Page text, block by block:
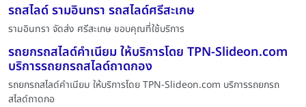
รถสไลด์ รามอินทรา รถสไลด์ศรีสะเกษ
รามอินทรา จัดส่ง ศรีสะเกษ ขอบคุณที่ใช้บริการ
รถยกรถสไลด์คำเนียม ให้บริการโดย TPN-Slideon.com
บริการรถยกรถสไลด์ถาดกอง
รถยกรถสไลด์คำเนียม ให้บริการโดย TPN-Slideon.com บริการรถยกรถ
สไลด์ถาดกอ